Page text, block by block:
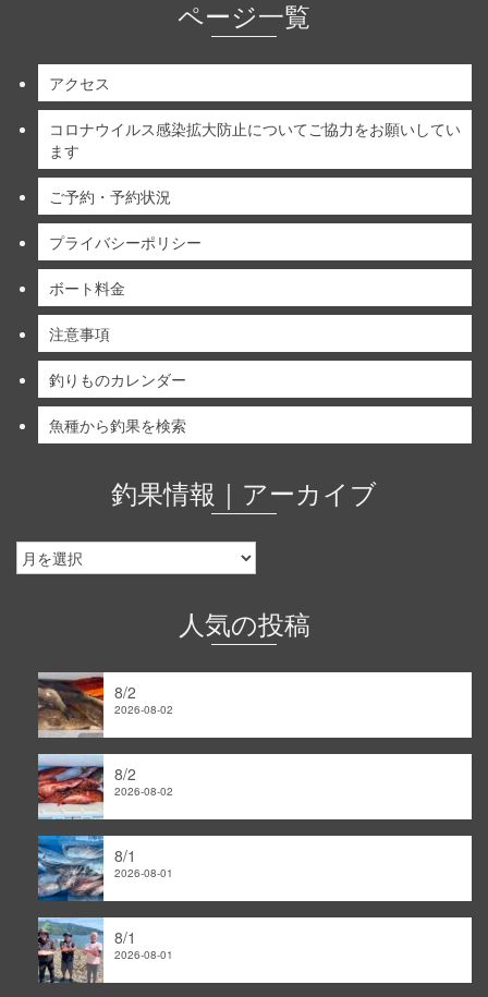
ページ一覧
アクセス
コロナウイルス感染拡大防止についてご協力をお願いしてい
ます
ご予約・予約状況
プライバシーポリシー
ボート料金
注意事項
釣りものカレンダー
魚種から釣果を検索
釣果情報｜アーカイブ
釣
果
人気の投稿
8/2
2026-08-02
8/2
2026-08-02
8/1
2026-08-01
8/1
2026-08-01